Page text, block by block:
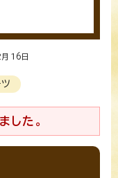
月 16 日
した。